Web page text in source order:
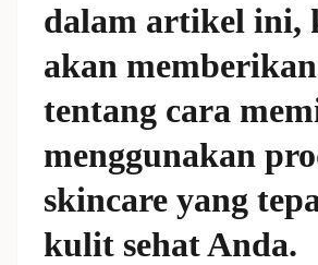
dalam artikel ini,
akan
tentang cara
menggunakan
skincare yang
kulit sehat Anda.